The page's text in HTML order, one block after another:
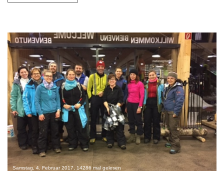
Samstag, 4. Februar 2017, 14286 mal gelesen